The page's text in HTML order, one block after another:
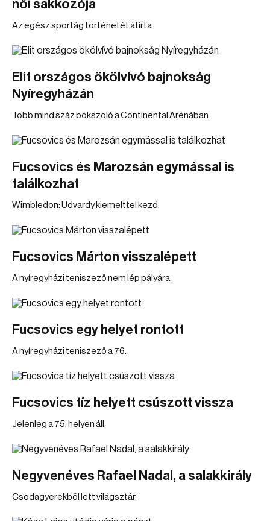
női sakkozója
Az egész sportág történetét átírta.
Elit országos ökölvívó bajnokság
Nyíregyházán
Több mind száz bokszoló a Continental Arénában.
Fucsovics és Marozsán egymással is
találkozhat
Wimbledon: Udvardy kiemelttel kezd.
Fucsovics Márton visszalépett
A nyíregyházi teniszező nem lép pályára.
Fucsovics egy helyet rontott
A nyíregyházi teniszező a 76.
Fucsovics tíz helyett csúszott vissza
Jelenleg a 75. helyen áll.
Negyvenéves Rafael Nadal, a salakkirály
Csodagyerekből lett világsztár.